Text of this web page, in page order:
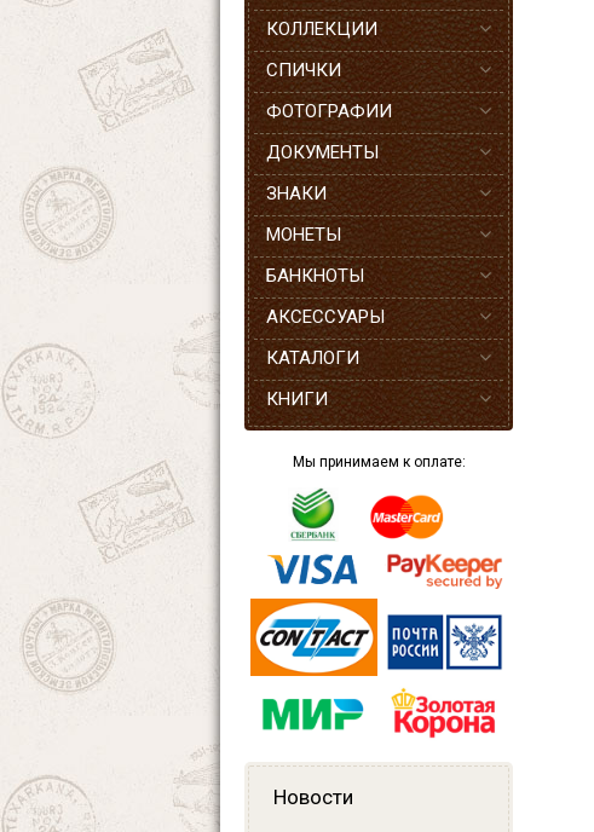
КОЛЛЕКЦИИ
СПИЧКИ
ФОТОГРАФИИ
ДОКУМЕНТЫ
ЗНАКИ
МОНЕТЫ
БАНКНОТЫ
АКСЕССУАРЫ
КАТАЛОГИ
КНИГИ
Мы принимаем к оплате:
Новости